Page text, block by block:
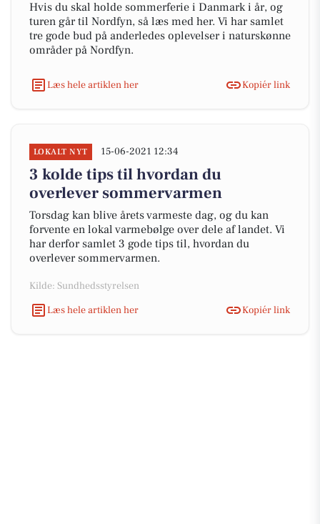
Hvis du skal holde sommerferie i Danmark i år, og
turen går til Nordfyn, så læs med her. Vi har samlet
tre gode bud på anderledes oplevelser i naturskønne
områder på Nordfyn.
Læs hele artiklen her Kopiér link
LOKALT NYT 15-06-2021 12:34
3 kolde tips til hvordan du
overlever sommervarmen
Torsdag kan blive årets varmeste dag, og du kan
forvente en lokal varmebølge over dele af landet. Vi
har derfor samlet 3 gode tips til, hvordan du
overlever sommervarmen.
Kilde: Sundhedsstyrelsen
Læs hele artiklen her
Kopiér link